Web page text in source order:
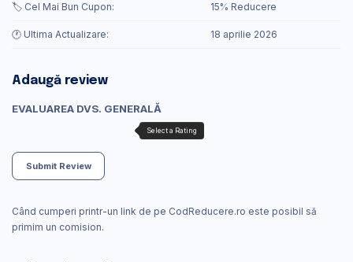
🏷️ Cel Mai Bun Cupon: 15% Reducere
🕐 Ultima Actualizare: 18 aprilie 2026
Adaugă review
EVALUAREA DVS. GENERALĂ
Submit Review
Când cumperi printr-un link de pe CodReducere.ro este posibil să
primim un comision.